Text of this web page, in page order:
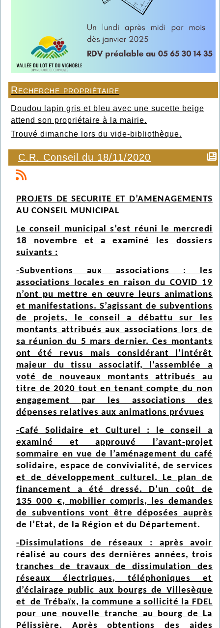
Recherche propriétaire
Doudou lapin gris et bleu avec une sucette beige
attend son propriétaire à la mairie.
Trouvé dimanche lors du vide-bibliothèque.
C.R. Conseil du 18/11/2020
PROJETS DE SECURITE ET D’AMENAGEMENTS
AU CONSEIL MUNICIPAL
Le conseil municipal s’est réuni le mercredi
18 novembre et a examiné les dossiers
suivants :
-Subventions aux associations : les
associations locales en raison du COVID 19
n’ont pu mettre en œuvre leurs animations
et manifestations. S’agissant de subventions
de projets, le conseil a débattu sur les
montants attribués aux associations lors de
sa réunion du 5 mars dernier. Ces montants
ont été revus mais considérant l’intérêt
majeur du tissu associatif, l’assemblée a
voté de nouveaux montants attribués au
titre de 2020 tout en tenant compte du non
engagement par les associations des
dépenses relatives aux animations prévues
-Café Solidaire et Culturel : le conseil a
examiné et approuvé l’avant-projet
sommaire en vue de l’aménagement du café
solidaire, espace de convivialité, de services
et de développement culturel. Le plan de
financement a été dressé. D’un coût de
135 000 €, mobilier compris, les demandes
de subventions vont être déposées auprès
de l’Etat, de la Région et du Département.
-Dissimulations de réseaux : après avoir
réalisé au cours des dernières années, trois
tranches de travaux de dissimulation des
réseaux électriques, téléphoniques et
d’éclairage public aux bourgs de Villesèque
et de Trébaïx, la commune a sollicité la FDEL
pour une nouvelle tranche au bourg de La
Pélissière. Après obtentions des aides